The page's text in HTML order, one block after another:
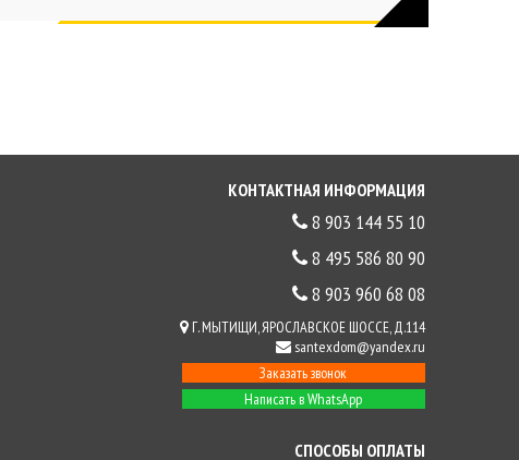
КОНТАКТНАЯ ИНФОРМАЦИЯ
8 903 144 55 10
8 495 586 80 90
8 903 960 68 08
Г. МЫТИЩИ, ЯРОСЛАВСКОЕ ШОССЕ, Д.114
santexdom@yandex.ru
Заказать звонок
Написать в WhatsApp
СПОСОБЫ ОПЛАТЫ